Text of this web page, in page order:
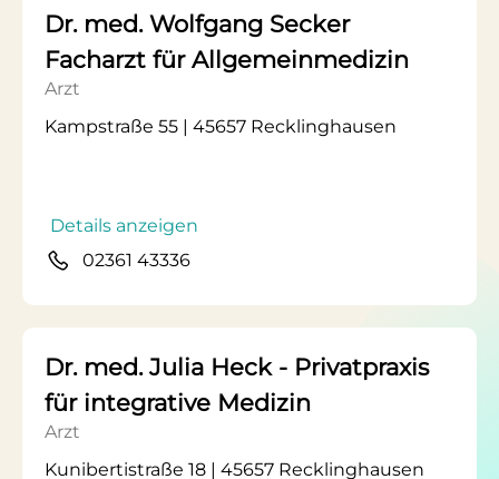
Dr. med. Wolfgang Secker
Facharzt für Allgemeinmedizin
Arzt
Kampstraße 55 | 45657 Recklinghausen
Details anzeigen
02361 43336
Dr. med. Julia Heck - Privatpraxis
für integrative Medizin
Arzt
Kunibertistraße 18 | 45657 Recklinghausen